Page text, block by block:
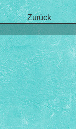
Zurück